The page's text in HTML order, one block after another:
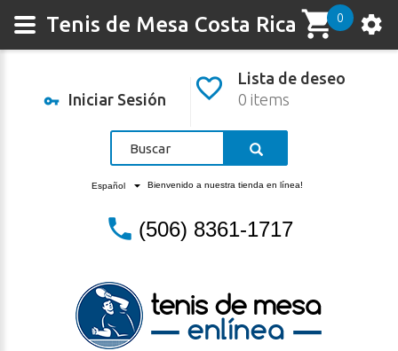
Iniciar Sesión
Lista de deseo
0 items
0
Español Bienvenido a nuestra tienda en línea!
(506) 8361-1717
Tenis de Mesa Costa Rica